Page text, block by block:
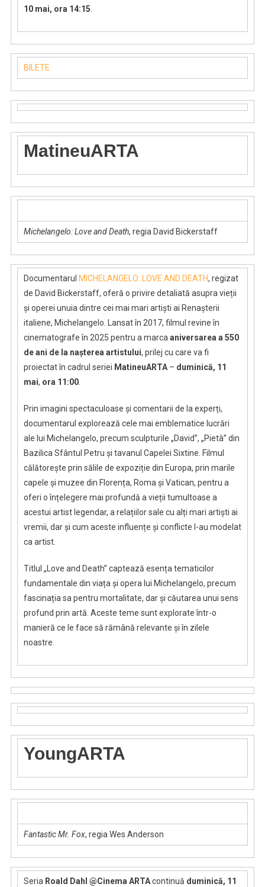
10 mai, ora 14:15.
BILETE
MatineuARTA
Michelangelo: Love and Death, regia David Bickerstaff
Documentarul MICHELANGELO: LOVE AND DEATH, regizat
de David Bickerstaff, oferă o privire detaliată asupra vieții
și operei unuia dintre cei mai mari artiști ai Renașterii
italiene, Michelangelo. Lansat în 2017, filmul revine în
cinematografe în 2025 pentru a marcaaniversarea a 550
de ani de la nașterea artistului, prilej cu care va fi
proiectat în cadrul seriei MatineuARTA– duminică, 11
mai, ora 11:00.
Prin imagini spectaculoase și comentarii de la experți,
documentarul explorează cele mai emblematice lucrări
ale lui Michelangelo, precum sculpturile „David”, „Pietà” din
Bazilica Sfântul Petru și tavanul Capelei Sixtine. Filmul
călătorește prin sălile de expoziție din Europa, prin marile
capele și muzee din Florența, Roma și Vatican, pentru a
oferi o înțelegere mai profundă a vieții tumultoase a
acestui artist legendar, a relațiilor sale cu alți mari artiști ai
vremii, dar și cum aceste influențe și conflicte l-au modelat
ca artist.
Titlul „Love and Death” captează esența tematicilor
fundamentale din viața și opera lui Michelangelo, precum
fascinația sa pentru mortalitate, dar și căutarea unui sens
profund prin artă. Aceste teme sunt explorate într-o
manieră ce le face să rămână relevante și în zilele
noastre.
YoungARTA
Fantastic Mr. Fox, regia Wes Anderson
Seria Roald Dahl @Cinema ARTAcontinuă duminică, 11